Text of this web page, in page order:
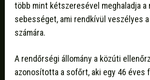
több mint kétszeresével meghaladja a
sebességet, ami rendkívül veszélyes
számára.
A rendőrségi állomány a közúti
azonosította a sofőrt, aki egy 46 éves